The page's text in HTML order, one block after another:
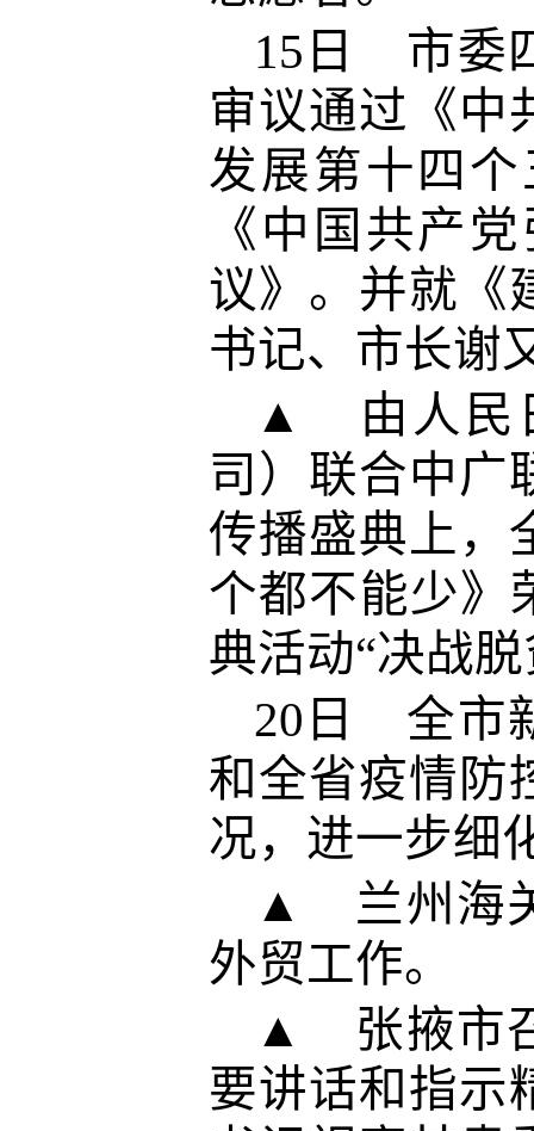
15日 市委
审议通过《中
发展第十四
《中国共产
议》。并就《
书记、市长谢
▲ 由人民
司）联合中广
传播盛典上，
个都不能少》
典活动“决战
20日 全市
和全省疫情防
况，进一步细
▲ 兰州海关
外贸工作。
▲ 张掖市召
要讲话和指示